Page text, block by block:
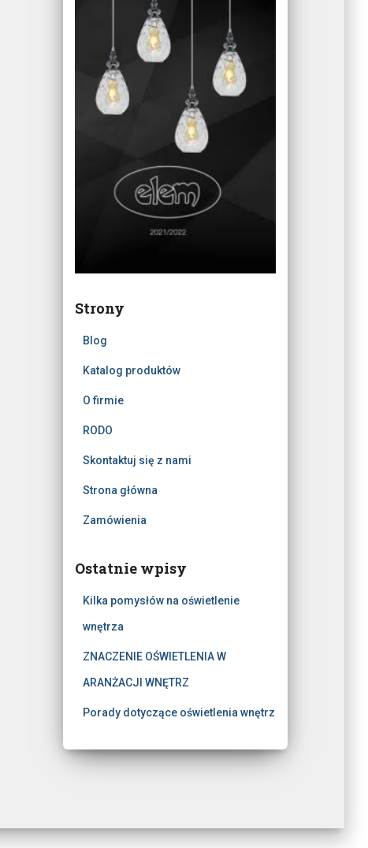
Strony
Blog
Katalog produktów
O firmie
RODO
Skontaktuj się z nami
Strona główna
Zamówienia
Ostatnie wpisy
Kilka pomysłów na oświetlenie
wnętrza
ZNACZENIE OŚWIETLENIA W
ARANŻACJI WNĘTRZ
Porady dotyczące oświetlenia wnętrz